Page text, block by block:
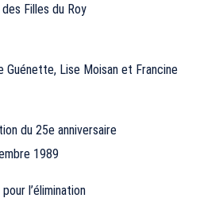
Filles du Roy
Guénette, Lise Moisan et Francine
du 25e anniversaire
1989
l’élimination